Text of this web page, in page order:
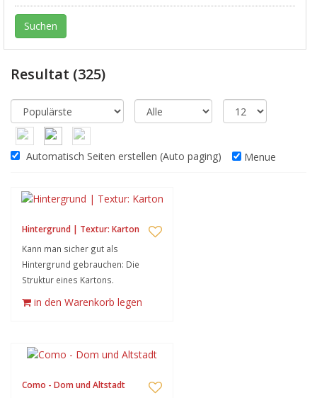
Resultat (325)
Automatisch Seiten erstellen (Auto paging) Menue
Hintergrund | Textur: Karton
Kann man sicher gut als
Hintergrund gebrauchen: Die
Struktur eines Kartons.
in den Warenkorb legen
Como - Dom und Altstadt